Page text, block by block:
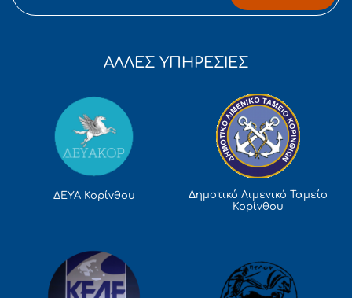
ΑΛΛΕΣ ΥΠΗΡΕΣΙΕΣ
ΔΕΥΑ Κορίνθου
Δημοτικό Λιμενικό Ταμείο
Κορίνθου